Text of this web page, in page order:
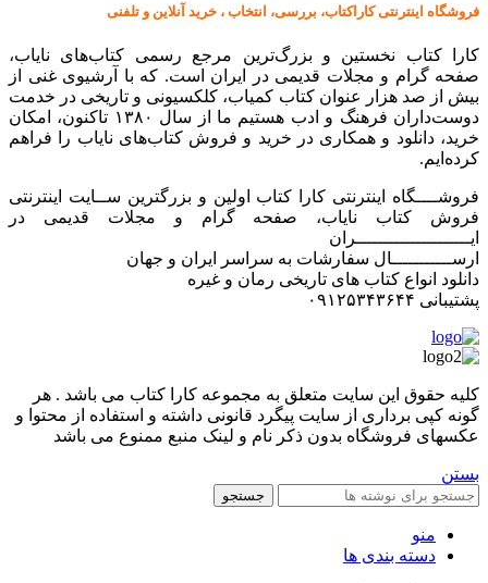
فروشگاه اینترنتی کاراکتاب، بررسی، انتخاب ، خرید آنلاین و تلفنی
کارا کتاب نخستین و بزرگ‌ترین مرجع رسمی کتاب‌های نایاب،
صفحه گرام و مجلات قدیمی در ایران است. که با آرشیوی غنی از
بیش از صد هزار عنوان کتاب کمیاب، کلکسیونی و تاریخی در خدمت
دوست‌داران فرهنگ و ادب هستیم ما از سال ۱۳۸۰ تاکنون، امکان
خرید، دانلود و همکاری در خرید و فروش کتاب‌های نایاب را فراهم
کرده‌ایم.
فروشــــگاه اینترنتی کارا کتاب اولین و بزرگترین ســایت اینترنتی
فروش کتاب نایاب، صفحه گرام و مجلات قدیمی در
ایـــــــــــــــــــــران
ارســـــــــــال سفارشات به سراسر ایران و جهان
دانلود انواع کتاب های تاریخی رمان و غیره
پشتیبانی ۰۹۱۲۵۳۴۳۶۴۴
کليه حقوق اين سايت متعلق به مجموعه کارا کتاب می باشد . هر
گونه کپی برداری از سایت پیگرد قانونی داشته و استفاده از محتوا و
عکسهای فروشگاه بدون ذکر نام و لینک منبع ممنوع می باشد
بستن
جستجو
منو
دسته بندی ها